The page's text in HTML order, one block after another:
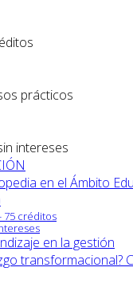
prácticos
intereses
en el Ámbito
75 créditos
en la gestión
transformacional?